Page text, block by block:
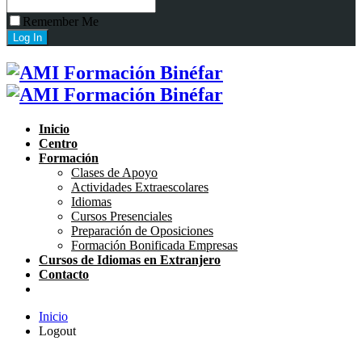
Remember Me
Inicio
Centro
Formación
Clases de Apoyo
Actividades Extraescolares
Idiomas
Cursos Presenciales
Preparación de Oposiciones
Formación Bonificada Empresas
Cursos de Idiomas en Extranjero
Contacto
Inicio
Logout